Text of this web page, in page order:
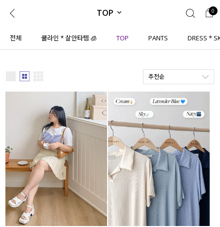
로그인 0
ENG
JP
회원혜택 입
CATEGORY COMMUNITY
인플루언서 pick!
신상 5%
베스트
MADE
ALL
익스클루시브
아우터
티셔츠
니트
TOP 0
전체 쿨라인 * 살안타템 🧊 TOP PANTS DRESS *
추천순